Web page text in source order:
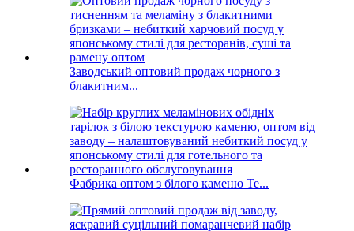
Заводський оптовий продаж чорного з
блакитним...
Фабрика оптом з білого каменю Te...